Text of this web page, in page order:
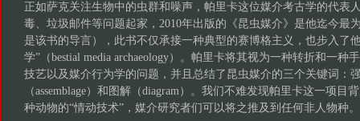
正如萨克关注生物中的虫群和噪声，帕里卡这位媒介考古学的代表
毒、垃圾邮件等问题起家，2010年出版的《昆虫媒介》是他迄今最
是该书的导言），此书不仅承接一种典型的赛博格主义，也步入了
学”（bestial media archaeology）。帕里卡将其视为一种转折和一种
技艺以及媒介行为学的问题，并且总结了昆虫媒介的三个关键词：
（assemblage）和图解（diagram）。我们不难发现帕里卡这一项目
种动物的“情动技术”，媒介研究者们可以将之推及到任何非人物种。